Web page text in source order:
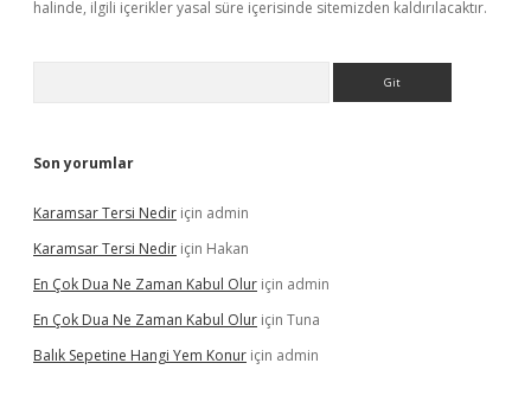
halinde, ilgili içerikler yasal süre içerisinde sitemizden kaldırılacaktır.
Son yorumlar
Karamsar Tersi Nedir için admin
Karamsar Tersi Nedir için Hakan
En Çok Dua Ne Zaman Kabul Olur için admin
En Çok Dua Ne Zaman Kabul Olur için Tuna
Balık Sepetine Hangi Yem Konur için admin